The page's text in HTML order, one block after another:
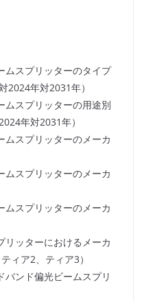
ムスプリッターのタイプ
2024年対2031年）
ムスプリッターの用途別
年対2031年）
ムスプリッターのメーカ
ムスプリッターのメーカ
ムスプリッターのメーカ
リッターにおけるメーカ
ィア2、ティア3）
バンド偏光ビームスプリ